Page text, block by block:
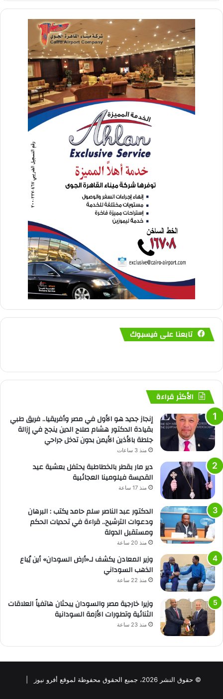
تابعنا على فيسبوك
الأكثر قراءة
إنجاز جديد هو الأول في مصر وأفريقيا.. فريق طبي
بقيادة الدكتور هشام صلاح الدين ينجح في إزالة
جلطة بالأذين الأيمن بدون تدخل جراحي
منذ 3 ساعات
دير مار بقطر بالخطاطبة يحتفل بعشية عيد
القديسة فيلومينا العجائبية
منذ 17 ساعة
الدكتور عبد الناصر سلم حامد يكتب : البرهان
ودعوات الترشيح.. قراءة في تحديات الحكم
ومستقبل الدولة
منذ 20 ساعة
وزير المعادن يكشف لـ«أرض السودان» أين يُباع
الذهب السوداني
منذ 22 ساعة
وزيرا خارجية مصر والسودان يبحثان هاتفياً العلاقات
الثنائية وتطورات الأزمة السودانية
منذ 23 ساعة
© حقوق النشر 2026، جميع الحقوق محفوظة لموقع أفرو نيوز |